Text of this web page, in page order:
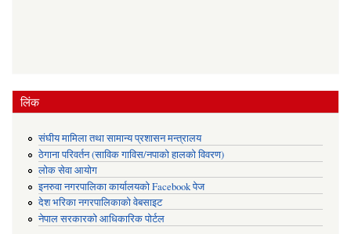
लिंक
संघीय मामिला तथा सामान्य प्रशासन मन्त्रालय
ठेगाना परिवर्तन (साविक गाविस/नपाको हालको विवरण)
लोक सेवा आयोग
इनरुवा नगरपालिका कार्यालयको Facebook पेज
देश भरिका नगरपालिकाको वेबसाइट
नेपाल सरकारको आधिकारिक पोर्टल